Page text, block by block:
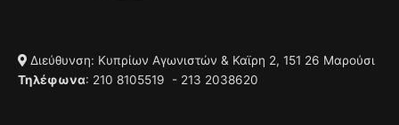
Διεύθυνση: Κυπρίων Αγωνιστών & Καϊρη 2, 151 26 Μαρούσι
Τηλέφωνα: 210 8105519 - 213 2038620